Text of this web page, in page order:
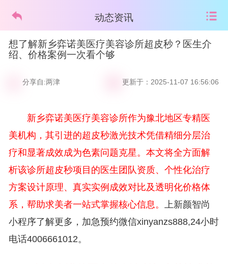
动态资讯
想了解新乡弈诺美医疗美容诊所超皮秒？医生介
绍、价格案例一次看个够
分享自:两津 更新于：2025-11-07 16:56:06
新乡弈诺美医疗美容诊所作为豫北地区专精医
美机构，其引进的超皮秒激光技术凭借精细分层治
疗和显著成效成为色素问题克星。本文将全方面解
析该诊所超皮秒项目的医生团队资质、个性化治疗
方案设计原理、真实实例成效对比及透明化价格体
系，帮助求美者一站式掌握核心信息。 上新颜智尚
小程序了解更多，加急预约微信xinyanzs888,24小时
电话4006661012。